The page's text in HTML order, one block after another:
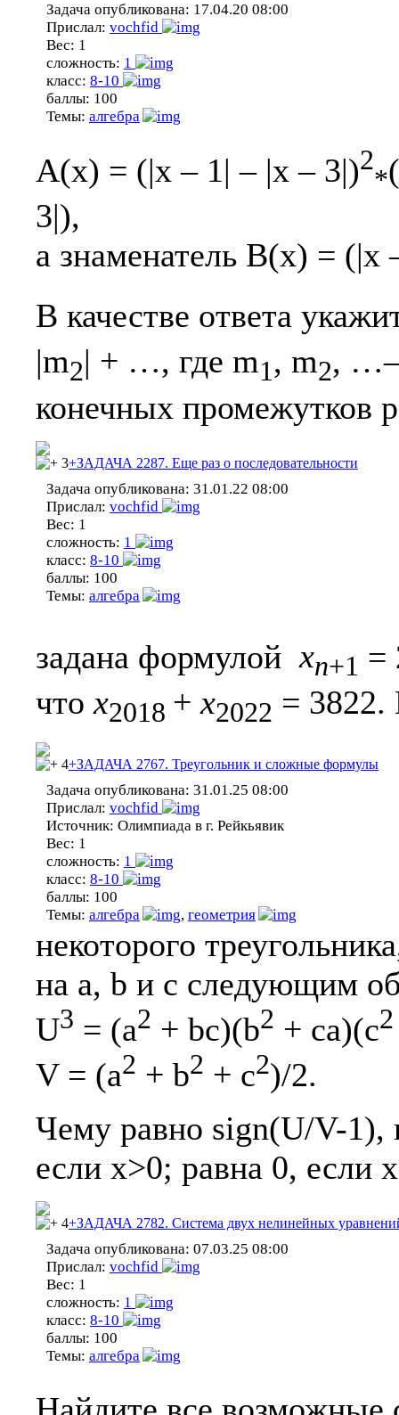
Задача опубликована: 17.04.20 08:00
Прислал: vochfid
Вес: 1
сложность: 1
класс: 8-10
баллы: 100
Темы: алгебра
A(x) = (|x – 1| – |x – 3|)2
*
3|),
а знаменатель B(x) = (|x
В качестве ответа
|m2| + …, где m1 , m2, …–
конечных промежутков
3+ЗАДАЧА 2287. Еще раз о последовательности
Задача опубликована: 31.01.22 08:00
Прислал: vochfid
Вес: 1
сложность: 1
класс: 8-10
баллы: 100
Темы: алгебра
задана формулойxn+1 =
чтох2018 + х2022 =
4+ЗАДАЧА 2767. Треугольник и сложные формулы
Задача опубликована: 31.01.25 08:00
Прислал: vochfid
Источник: Олимпиада в г. Рейкьявик
Вес: 1
сложность: 1
класс: 8-10
баллы: 100
Темы: алгебра , геометрия
некоторого
на a, b и c следующим
U3 = (a2 + bc)(b2 + ca)(c2
V = (a2 + b2 + c2)/2.
Чему равно sign(U/V-1),
если x>0; равна 0, если
4+ЗАДАЧА 2782. Система двух нелинейных
Задача опубликована: 07.03.25 08:00
Прислал: vochfid
Вес: 1
сложность: 1
класс: 8-10
баллы: 100
Темы: алгебра